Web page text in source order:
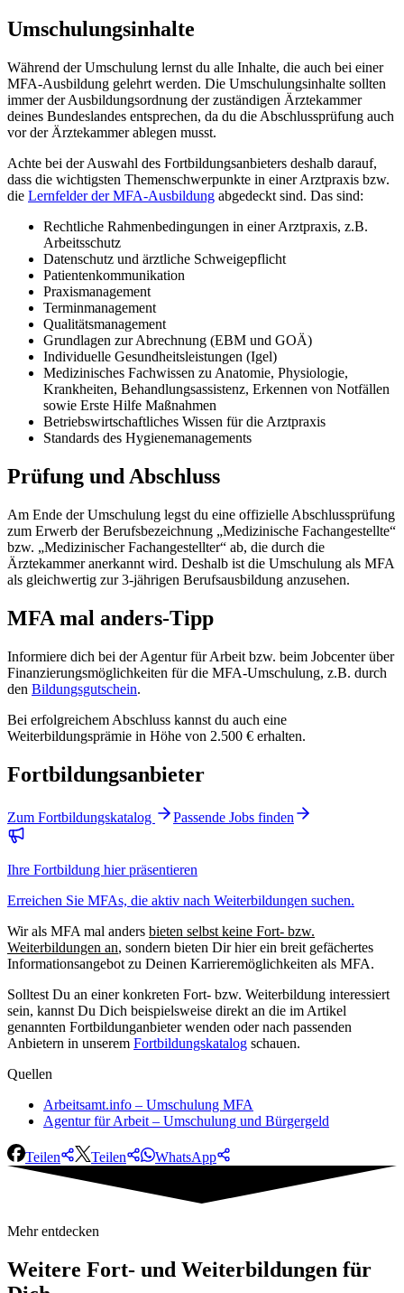
Umschulungsinhalte
Während der Umschulung lernst du alle Inhalte, die auch bei einer
MFA-Ausbildung gelehrt werden. Die Umschulungsinhalte sollten
immer der Ausbildungsordnung der zuständigen Ärztekammer
deines Bundeslandes entsprechen, da du die Abschlussprüfung auch
vor der Ärztekammer ablegen musst.
Achte bei der Auswahl des Fortbildungsanbieters deshalb darauf,
dass die wichtigsten Themenschwerpunkte in einer Arztpraxis bzw.
die Lernfelder der MFA-Ausbildung abgedeckt sind. Das sind:
Rechtliche Rahmenbedingungen in einer Arztpraxis, z.B.
Arbeitsschutz
Datenschutz und ärztliche Schweigepflicht
Patientenkommunikation
Praxismanagement
Terminmanagement
Qualitätsmanagement
Grundlagen zur Abrechnung (EBM und GOÄ)
Individuelle Gesundheitsleistungen (Igel)
Medizinisches Fachwissen zu Anatomie, Physiologie,
Krankheiten, Behandlungsassistenz, Erkennen von Notfällen
sowie Erste Hilfe Maßnahmen
Betriebswirtschaftliches Wissen für die Arztpraxis
Standards des Hygienemanagements
Prüfung und Abschluss
Am Ende der Umschulung legst du eine offizielle Abschlussprüfung
zum Erwerb der Berufsbezeichnung „Medizinische Fachangestellte“
bzw. „Medizinischer Fachangestellter“ ab, die durch die
Ärztekammer anerkannt wird. Deshalb ist die Umschulung als MFA
als gleichwertig zur 3-jährigen Berufsausbildung anzusehen.
MFA mal anders-Tipp
Informiere dich bei der Agentur für Arbeit bzw. beim Jobcenter über
Finanzierungsmöglichkeiten für die MFA-Umschulung, z.B. durch
den Bildungsgutschein.
Bei erfolgreichem Abschluss kannst du auch eine
Weiterbildungsprämie in Höhe von 2.500 € erhalten.
Fortbildungsanbieter
Zum Fortbildungskatalog Passende Jobs finden
Ihre Fortbildung hier präsentieren
Erreichen Sie MFAs, die aktiv nach Weiterbildungen suchen.
Wir als MFA mal anders bieten selbst keine Fort- bzw.
Weiterbildungen an, sondern bieten Dir hier ein breit gefächertes
Informationsangebot zu Deinen Karrieremöglichkeiten als MFA.
Solltest Du an einer konkreten Fort- bzw. Weiterbildung interessiert
sein, kannst Du Dich beispielsweise direkt an die im Artikel
genannten Fortbildunganbieter wenden oder nach passenden
Anbietern in unserem Fortbildungskatalog schauen.
Quellen
Arbeitsamt.info – Umschulung MFA
Agentur für Arbeit – Umschulung und Bürgergeld
Teilen Teilen WhatsApp
Mehr entdecken
Weitere Fort- und Weiterbildungen für